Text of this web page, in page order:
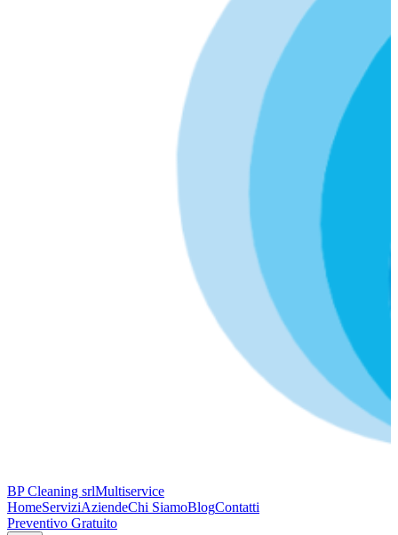
BP Cleaning srlMultiservice
HomeServiziAziendeChi SiamoBlogContatti
Preventivo Gratuito